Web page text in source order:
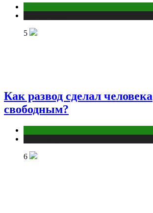
5
Как развод сделал человека
свободным?
6